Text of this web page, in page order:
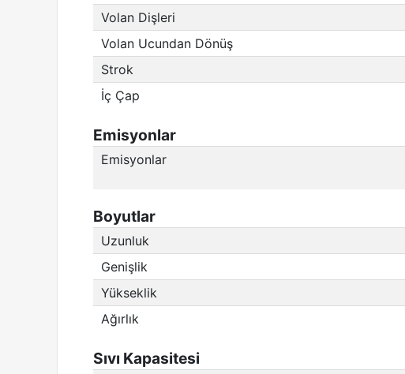
Volan Dişleri
Volan Ucundan Dönüş
Strok
İç Çap
Emisyonlar
Emisyonlar
Boyutlar
Uzunluk
Genişlik
Yükseklik
Ağırlık
Sıvı Kapasitesi